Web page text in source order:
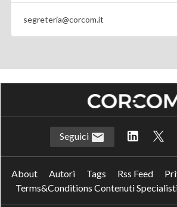
segreteria@corcom.it
Seguici
About Autori Tags Rss Feed
Terms&Conditions Contenuti